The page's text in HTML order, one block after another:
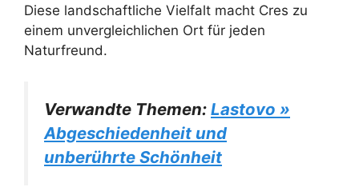
Diese landschaftliche Vielfalt macht Cres zu
einem unvergleichlichen Ort für jeden
Naturfreund.
Verwandte Themen: Lastovo »
Abgeschiedenheit und
unberührte Schönheit